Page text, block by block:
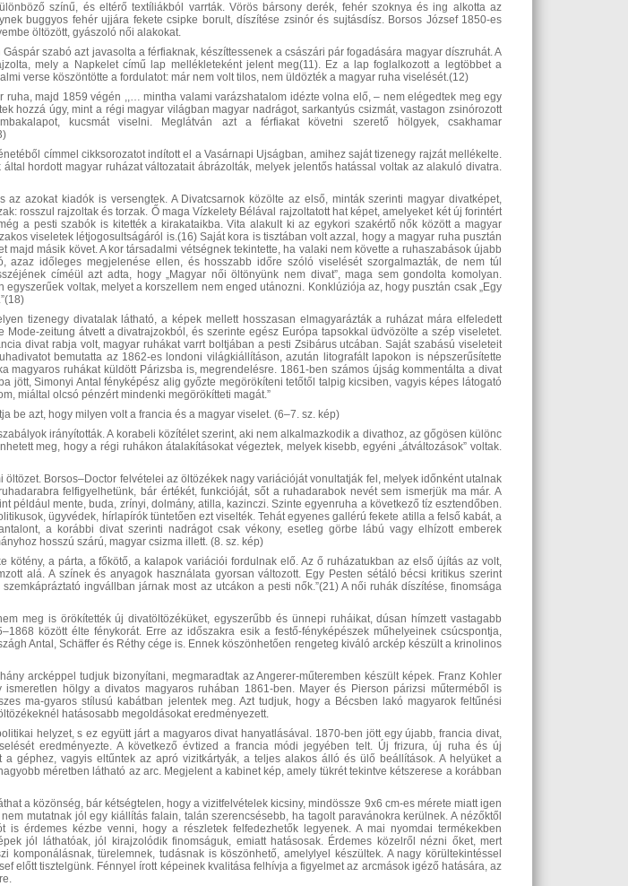
színű, és eltérő textíliákból varrták. Vörös bársony derék, fehér szoknya és ing alkotta az
buggyos fehér ujjára fekete csipke borult, díszítése zsinór és sujtásdísz. Borsos József 1850-es
öltözött, gyászoló női alakokat.
szabó azt javasolta a férfiaknak, készíttessenek a császári pár fogadására magyar díszruhát. A
mely a Napkelet című lap mellékleteként jelent meg(11). Ez a lap foglalkozott a legtöbbet a
verse köszöntötte a fordulatot: már nem volt tilos, nem üldözték a magyar ruha viselését.(12)
ruha, majd 1859 végén ,,… mintha valami varázshatalom idézte volna elő, – nem elégedtek meg egy
hozzá úgy, mint a régi magyar világban magyar nadrágot, sarkantyús csizmát, vastagon zsinórozott
kucsmát viselni. Meglátván azt a férfiakat követni szerető hölgyek, csakhamar
címmel cikksorozatot indított el a Vasárnapi Ujságban, amihez saját tizenegy rajzát mellékelte.
hordott magyar ruházat változatait ábrázolták, melyek jelentős hatással voltak az alakuló divatra.
az azokat kiadók is versengtek. A Divatcsarnok közölte az első, minták szerinti magyar divatképet,
rosszul rajzoltak és torzak. Ő maga Vízkelety Bélával rajzoltatott hat képet, amelyeket két új forintért
a pesti szabók is kitették a kirakataikba. Vita alakult ki az egykori szakértő nők között a magyar
viseletek létjogosultságáról is.(16) Saját kora is tisztában volt azzal, hogy a magyar ruha pusztán
másik követ. A kor társadalmi vétségnek tekintette, ha valaki nem követte a ruhaszabások újabb
azaz időleges megjelenése ellen, és hosszabb időre szóló viselését szorgalmazták, de nem túl
címéül azt adta, hogy „Magyar női öltönyünk nem divat”, maga sem gondolta komolyan.
voltak, melyet a korszellem nem enged utánozni. Konklúziója az, hogy pusztán csak „Egy
tizenegy divatalak látható, a képek mellett hosszasan elmagyarázták a ruházat mára elfeledett
Mode-zeitung átvett a divatrajzokból, és szerinte egész Európa tapsokkal üdvözölte a szép viseletet.
divat rabja volt, magyar ruhákat varrt boltjában a pesti Zsibárus utcában. Saját szabású viseleteit
bemutatta az 1862-es londoni világkiállításon, azután litografált lapokon is népszerűsítette
magyaros ruhákat küldött Párizsba is, megrendelésre. 1861-ben számos újság kommentálta a divat
jött, Simonyi Antal fényképész alig győzte megörökíteni tetőtől talpig kicsiben, vagyis képes látogató
miáltal olcsó pénzért mindenki megörökítteti magát.”
be azt, hogy milyen volt a francia és a magyar viselet. (6–7. sz. kép)
irányították. A korabeli közítélet szerint, aki nem alkalmazkodik a divathoz, az gőgösen különc
meg, hogy a régi ruhákon átalakításokat végeztek, melyek kisebb, egyéni „átváltozások” voltak.
Borsos–Doctor felvételei az öltözékek nagy variációját vonultatják fel, melyek időnként utalnak
felfigyelhetünk, bár értékét, funkcióját, sőt a ruhadarabok nevét sem ismerjük ma már. A
például mente, buda, zrínyi, dolmány, atilla, kazinczi. Szinte egyenruha a következő tíz esztendőben.
ügyvédek, hírlapírók tüntetően ezt viselték. Tehát egyenes gallérú fekete atilla a felső kabát, a
a korábbi divat szerinti nadrágot csak vékony, esetleg görbe lábú vagy elhízott emberek
hosszú szárú, magyar csizma illett. (8. sz. kép)
kötény, a párta, a főkötő, a kalapok variációi fordulnak elő. Az ő ruházatukban az első újítás az volt,
alá. A színek és anyagok használata gyorsan változott. Egy Pesten sétáló bécsi kritikus szerint
ingvállban járnak most az utcákon a pesti nők.”(21) A női ruhák díszítése, finomsága
meg is örökítették új divatöltözéküket, egyszerűbb és ünnepi ruháikat, dúsan hímzett vastagabb
között élte fénykorát. Erre az időszakra esik a festő-fényképészek műhelyeinek csúcspontja,
Antal, Schäffer és Réthy cége is. Ennek köszönhetően rengeteg kiváló arckép készült a krinolinos
arcképpel tudjuk bizonyítani, megmaradtak az Angerer-műteremben készült képek. Franz Kohler
hölgy a divatos magyaros ruhában 1861-ben. Mayer és Pierson párizsi műterméből is
ma-gyaros stílusú kabátban jelentek meg. Azt tudjuk, hogy a Bécsben lakó magyarok feltűnési
hatásosabb megoldásokat eredményezett.
helyzet, s ez együtt járt a magyaros divat hanyatlásával. 1870-ben jött egy újabb, francia divat,
eredményezte. A következő évtized a francia módi jegyében telt. Új frizura, új ruha és új
géphez, vagyis eltűntek az apró vizitkártyák, a teljes alakos álló és ülő beállítások. A helyüket a
méretben látható az arc. Megjelent a kabinet kép, amely tükrét tekintve kétszerese a korábban
a közönség, bár kétségtelen, hogy a vizitfelvételek kicsiny, mindössze 9x6 cm-es mérete miatt igen
mutatnak jól egy kiállítás falain, talán szerencsésebb, ha tagolt paravánokra kerülnek. A nézőktől
érdemes kézbe venni, hogy a részletek felfedezhetők legyenek. A mai nyomdai termékekben
jól láthatóak, jól kirajzolódik finomságuk, emiatt hatásosak. Érdemes közelről nézni őket, mert
komponálásnak, türelemnek, tudásnak is köszönhető, amelylyel készültek. A nagy körültekintéssel
előtt tisztelgünk. Fénnyel írott képeinek kvalitása felhívja a figyelmet az arcmások igéző hatására, az